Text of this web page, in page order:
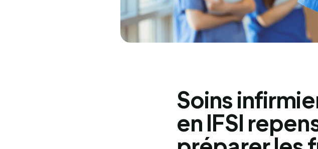
Soins
en IFSI